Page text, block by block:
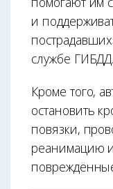
и
службе ГИБДД.
Кроме того,
остановить
повязки,
реанимацию